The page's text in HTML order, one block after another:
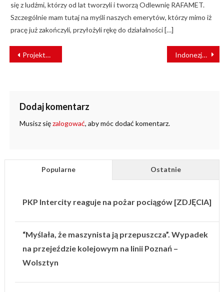
się z ludźmi, którzy od lat tworzyli i tworzą Odlewnię RAFAMET.
Szczególnie mam tutaj na myśli naszych emerytów, którzy mimo iż
pracę już zakończyli, przyłożyli rękę do działalności […]
NAWIGACJA
WPISU
Projektujesz lub produkujesz elektronikę? Weź udział w TEK.day Indonezja: Pociąg pasażerski wbił się w ciężarówkę. Doszło do eksplozji [FILM]
Dodaj komentarz
Musisz sięzalogować, aby móc dodać komentarz.
Popularne Ostatnie
PKP Intercity reaguje na pożar pociągów [ZDJĘCIA]
“Myślała, że maszynista ją przepuszcza”. Wypadek
na przejeździe kolejowym na linii Poznań –
Wolsztyn